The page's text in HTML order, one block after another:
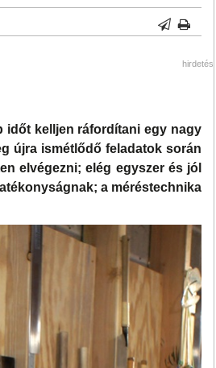
hirdetés
időt kelljen ráfordítani egy nagy
újra ismétlődő feladatok során
elvégezni; elég egyszer és jól
a méréstechnika